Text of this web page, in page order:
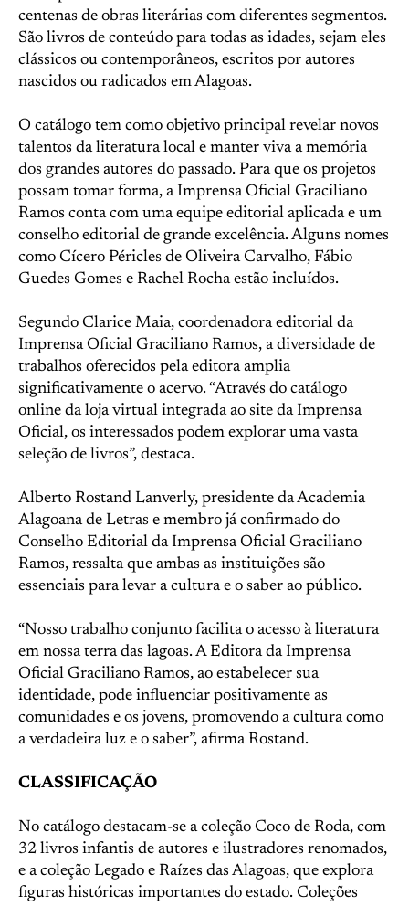
centenas de obras literárias com diferentes segmentos.
São livros de conteúdo para todas as idades, sejam eles
clássicos ou contemporâneos, escritos por autores
nascidos ou radicados em Alagoas.
O catálogo tem como objetivo principal revelar novos
talentos da literatura local e manter viva a memória
dos grandes autores do passado. Para que os projetos
possam tomar forma, a Imprensa Oficial Graciliano
Ramos conta com uma equipe editorial aplicada e um
conselho editorial de grande excelência. Alguns nomes
como Cícero Péricles de Oliveira Carvalho, Fábio
Guedes Gomes e Rachel Rocha estão incluídos.
Segundo Clarice Maia, coordenadora editorial da
Imprensa Oficial Graciliano Ramos, a diversidade de
trabalhos oferecidos pela editora amplia
significativamente o acervo. “Através do catálogo
online da loja virtual integrada ao site da Imprensa
Oficial, os interessados podem explorar uma vasta
seleção de livros”, destaca.
Alberto Rostand Lanverly, presidente da Academia
Alagoana de Letras e membro já confirmado do
Conselho Editorial da Imprensa Oficial Graciliano
Ramos, ressalta que ambas as instituições são
essenciais para levar a cultura e o saber ao público.
“Nosso trabalho conjunto facilita o acesso à literatura
em nossa terra das lagoas. A Editora da Imprensa
Oficial Graciliano Ramos, ao estabelecer sua
identidade, pode influenciar positivamente as
comunidades e os jovens, promovendo a cultura como
a verdadeira luz e o saber”, afirma Rostand.
CLASSIFICAÇÃO
No catálogo destacam-se a coleção Coco de Roda, com
32 livros infantis de autores e ilustradores renomados,
e a coleção Legado e Raízes das Alagoas, que explora
figuras históricas importantes do estado. Coleções